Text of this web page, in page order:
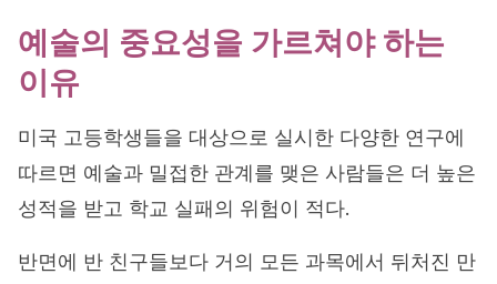
예술의 중요성을 가르쳐야 하는
이유
미국 고등학생들을 대상으로 실시한 다양한 연구에
따르면 예술과 밀접한 관계를 맺은 사람들은 더 높은
성적을 받고 학교 실패의 위험이 적다.
반면에 반 친구들보다 거의 모든 과목에서 뒤처진 만